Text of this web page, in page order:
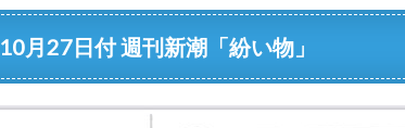
10月27日付 週刊新潮「紛い物」